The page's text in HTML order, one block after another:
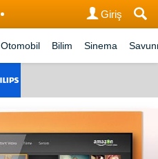
Giriş
Otomobil Bilim Sinema